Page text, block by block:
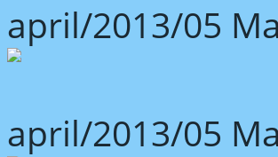
april/2013/05
april/2013/05